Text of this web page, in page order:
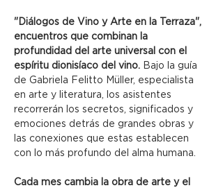
"Diálogos de Vino y Arte en la Terraza",
encuentros que combinan la
profundidad del arte universal con el
espíritu dionisíaco del vino. Bajo la guía
de Gabriela Felitto Müller, especialista
en arte y literatura, los asistentes
recorrerán los secretos, significados y
emociones detrás de grandes obras y
las conexiones que estas establecen
con lo más profundo del alma humana.
Cada mes cambia la obra de arte y el